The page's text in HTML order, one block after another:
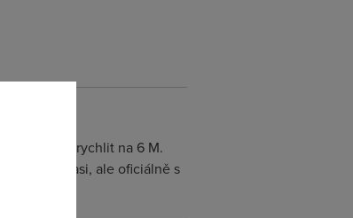
nemohou zrychlit na 6 M.
Takže tak asi, ale oficiálně s